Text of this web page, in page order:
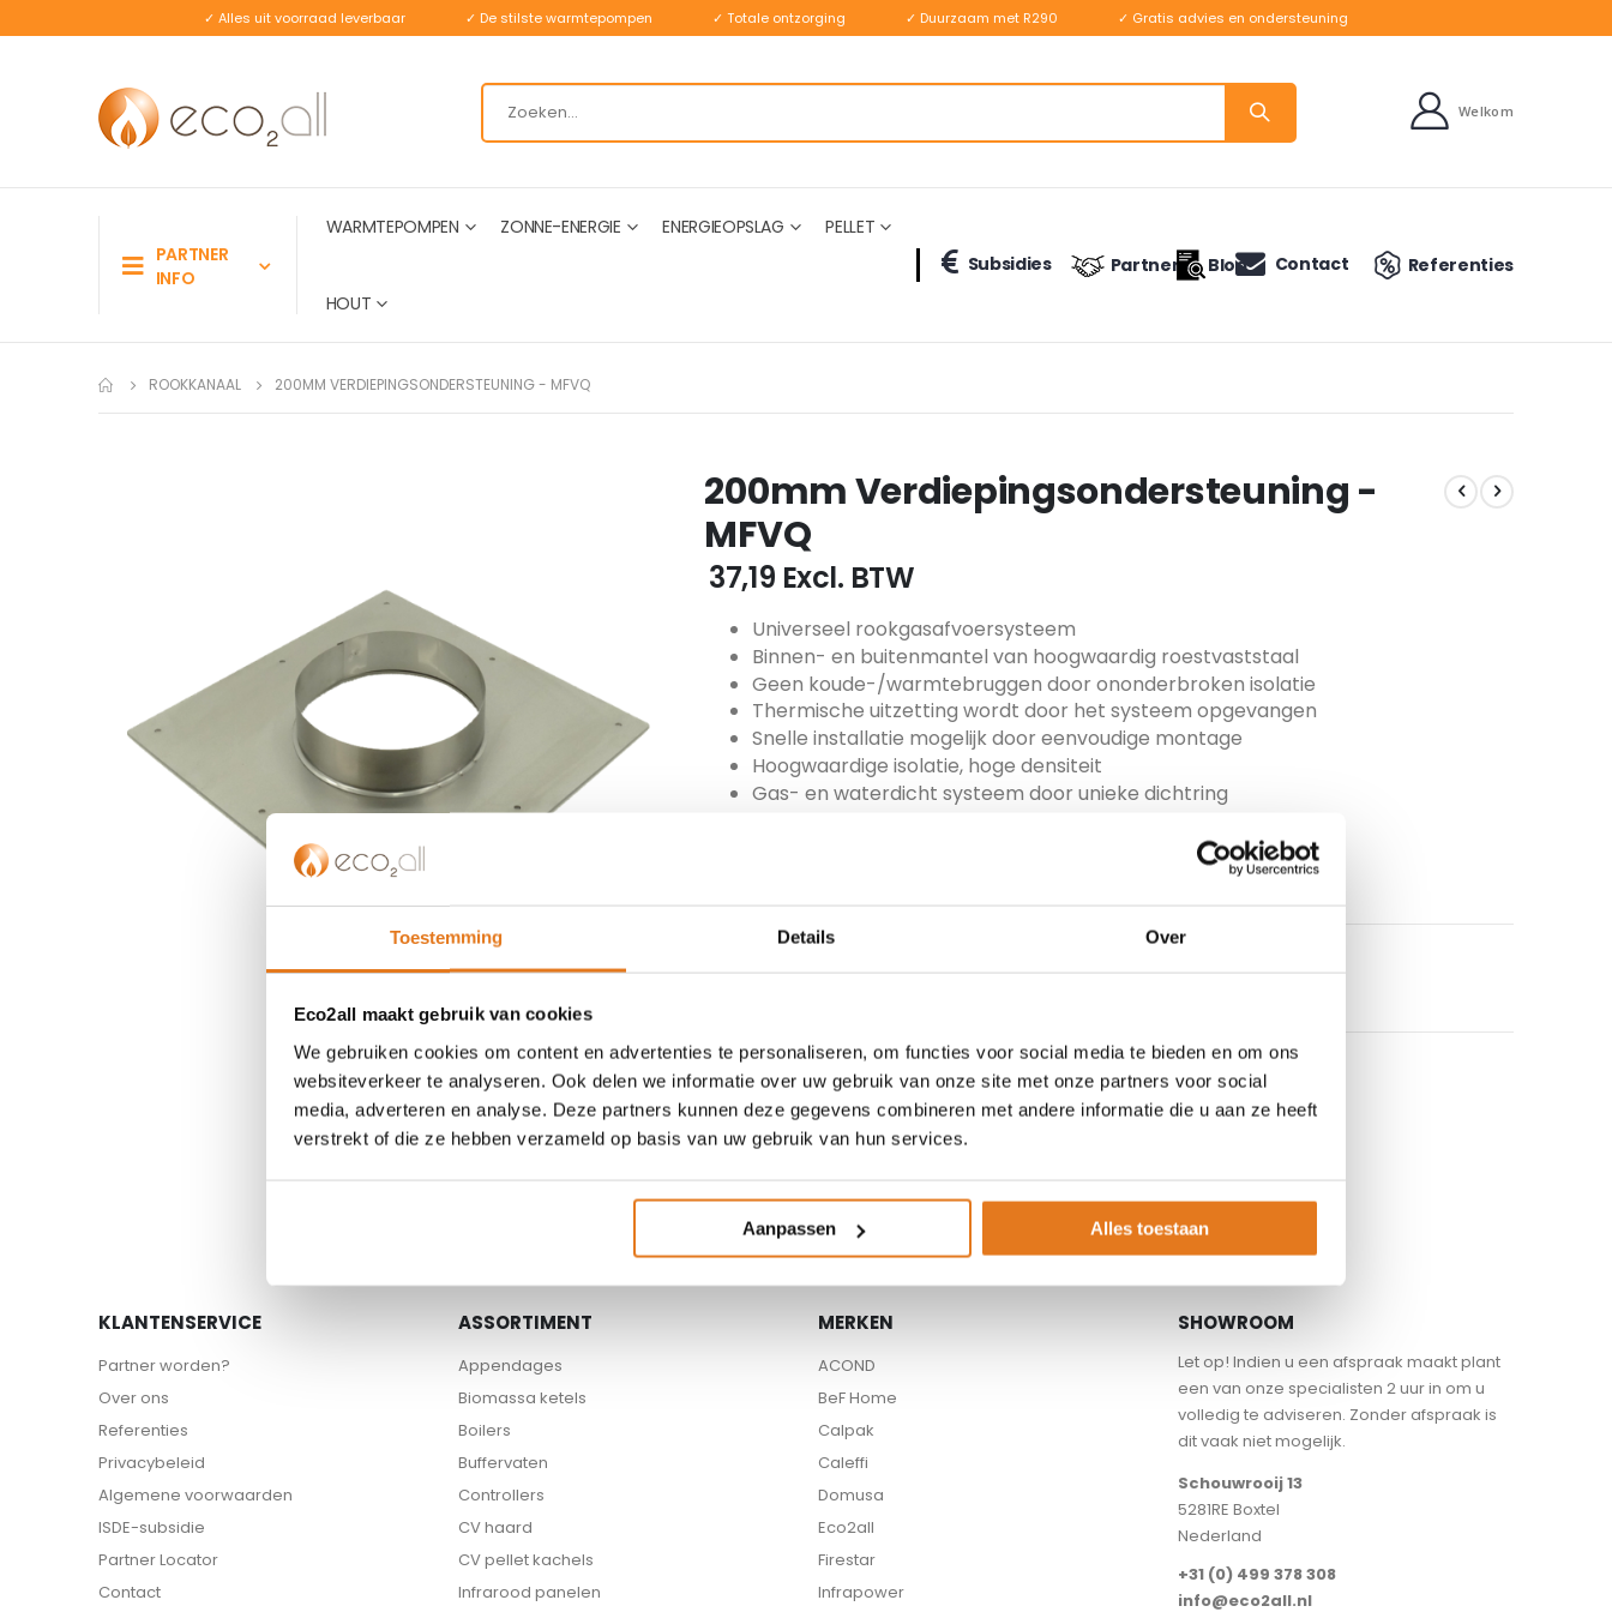
Toestemming Details Over
Eco2all maakt gebruik van cookies
We gebruiken cookies om content en advertenties te personaliseren, om functies voor social media te bieden en om ons
websiteverkeer te analyseren. Ook delen we informatie over uw gebruik van onze site met onze partners voor social
media, adverteren en analyse. Deze partners kunnen deze gegevens combineren met andere informatie die u aan ze heeft
verstrekt of die ze hebben verzameld op basis van uw gebruik van hun services.
Aanpassen Alles toestaan
✓ Alles uit voorraad leverbaar ✓ De stilste warmtepompen ✓ Totale ontzorging ✓ Duurzaam met R290 ✓ Gratis advies en ondersteuning
Welkom
PARTNER
INFO
WARMTEPOMPEN ZONNE-ENERGIE ENERGIEOPSLAG PELLET
HOUT
Subsidies Partners Blog Contact Referenties
ROOKKANAAL 200MM VERDIEPINGSONDERSTEUNING - MFVQ
200mm Verdiepingsondersteuning -
MFVQ
€ 37,19 Excl. BTW
Universeel rookgasafvoersysteem
Binnen- en buitenmantel van hoogwaardig roestvaststaal
Geen koude-/warmtebruggen door ononderbroken isolatie
Thermische uitzetting wordt door het systeem opgevangen
Snelle installatie mogelijk door eenvoudige montage
Hoogwaardige isolatie, hoge densiteit
Gas- en waterdicht systeem door unieke dichtring
TOEVOEGEN
Beschikbare partners
KLANTENSERVICE
Partner worden?
Over ons
Referenties
Privacybeleid
Algemene voorwaarden
ISDE-subsidie
Partner Locator
Contact
ASSORTIMENT
Appendages
Biomassa ketels
Boilers
Buffervaten
Controllers
CV haard
CV pellet kachels
Infrarood panelen
MERKEN
ACOND
BeF Home
Calpak
Caleffi
Domusa
Eco2all
Firestar
Infrapower
SHOWROOM
Let op! Indien u een afspraak maakt plant
een van onze specialisten 2 uur in om u
volledig te adviseren. Zonder afspraak is
dit vaak niet mogelijk.
Schouwrooij 13
5281RE Boxtel
Nederland
+31 (0) 499 378 308
info@eco2all.nl